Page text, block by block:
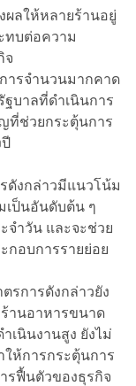
ผลให้หลายร้านอยู่
ทบต่อความ
จ
ารจำนวนมากคาด
บาลที่ดำเนินการ
ที่ช่วยกระตุ้นการ
ดังกล่าวมีแนวโน้ม
เป็นอันดับต้น ๆ
จำวัน และจะช่วย
กอบการรายย่อย
รการดังกล่าวยัง
านอาหารขนาด
เนินงานสูง ยังไม่
ห้การกระตุ้นการ
รฟื้นตัวของธุรกิจ